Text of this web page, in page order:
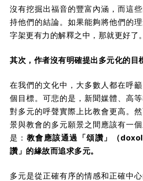
沒有挖掘出福音的豐富內涵，而這
持他們的結論。如果能夠將他們的
字架更有力的解釋之中，那就更好了。
其次，作者沒有明確提出多元化的目
在我們的文化中，大多數人都在呼
個目標。可悲的是，新聞媒體、高
對多元的呼聲實際上比教會更高。
景與教會的多元願景之間應該有一
是： 教會應該通過「頌讚」（
讚」的緣故而追求多元。
多元是從正確有序的情感和正確中